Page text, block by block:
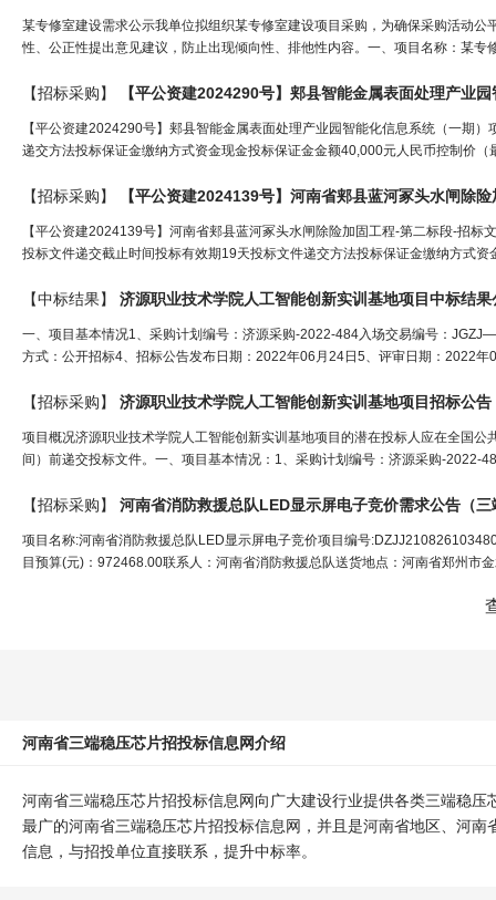
某专修室建设需求公示我单位拟组织某专修室建设项目采购，为确保采购活动
性、公正性提出意见建议，防止出现倾向性、排他性内容。一、项目名称：某
【招标采购】
【平公资建2024290号】郏县智能金属表面处理产业园智能化信息系统（一期
递交方法投标保证金缴纳方式资金现金投标保证金金额40,000元人民币控制价
【招标采购】 【平公资建2024139号】河南省郏县蓝河冢头水闸除
【平公资建2024139号】河南省郏县蓝河冢头水闸除险加固工程-第二标段-招
投标文件递交截止时间投标有效期19天投标文件递交方法投标保证金缴纳方式
【中标结果】 济源职业技术学院人工智能创新实训基地项目中标结果
一、项目基本情况1、采购计划编号：济源采购-2022-484入场交易编号：
方式：公开招标4、招标公告发布日期：2022年06月24日5、评审日期：2022
【招标采购】 济源职业技术学院人工智能创新实训基地项目招标公告
项目概况济源职业技术学院人工智能创新实训基地项目的潜在投标人应在全国
间）前递交投标文件。一、项目基本情况：1、采购计划编号：济源采购-
【招标采购】 河南省消防救援总队LED显示屏电子竞价需求公告（三
项目名称:河南省消防救援总队LED显示屏电子竞价项目编号
目预算(元)：972468.00联系人：河南省消防救援总队送货地点：河南省郑州市
河南省三端稳压芯片招投标信息网介绍
河南省三端稳压芯片招投标信息网向广大建设行业提供各类三端稳
最广的河南省三端稳压芯片招投标信息网，并且是河南省地区、河
信息，与招投单位直接联系，提升中标率。